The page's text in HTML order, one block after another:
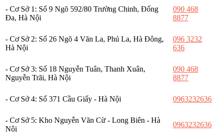
- Cơ Sở 1: Số 9 Ngõ 592/80 Trường Chinh, Đống
Đa, Hà Nội
090 468
8877
- Cơ Sở 2: Số 26 Ngõ 4 Văn La, Phú La, Hà Đông,
Hà Nội
096 3232
636
- Cơ Sở 3: Số 18 Nguyễn Tuân, Thanh Xuân,
Nguyễn Trãi, Hà Nội
090 468
8877
- Cơ Sở 4: Số 371 Cầu Giấy - Hà Nội 0963232636
- Cơ Sở 5: Kho Nguyễn Văn Cừ - Long Biên - Hà
Nội
0963232636